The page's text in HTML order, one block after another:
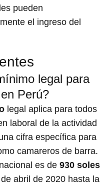
pueden
el ingreso del
legal para
Perú?
legal aplica para todos
laboral de la actividad
cifra específica para
camareros de barra.
es de 930 soles
abril de 2020 hasta la